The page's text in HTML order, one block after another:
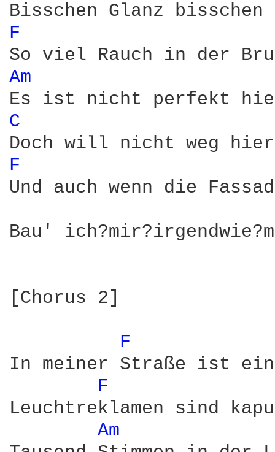
F
Am
C
F
Und auch wenn die
Bau'
[Chorus 2]
F
In meiner Straße ist
F
Leuchtreklamen sind
Am